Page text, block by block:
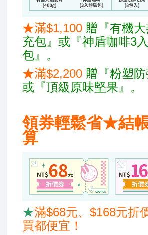
★滿$1,100 贈 『有機
充包』或『神盾咖啡3
包』。
★滿$2,200 贈 『粉塑
或『頂級原味堅果 』。
領券輕鬆省★結
算
★滿$68元、 $168元折
買都便宜！